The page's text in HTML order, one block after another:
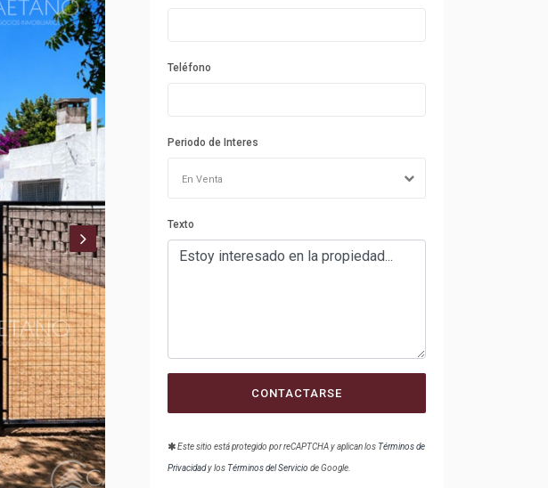
Teléfono
Periodo de Interes
En Venta
Texto
CONTACTARSE
Este sitio está protegido por reCAPTCHA y aplican los Términos de
Privacidady los Términos del Servicio de Google.